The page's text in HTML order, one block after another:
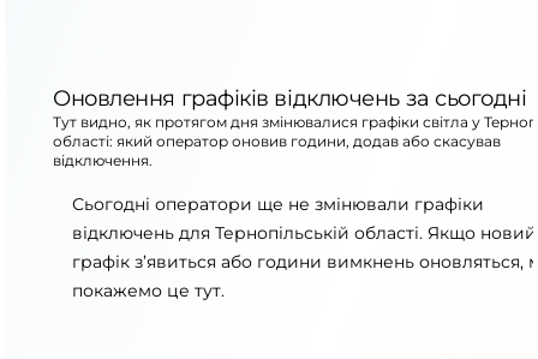
Оновлення графіків відключень за сьогодні
Тут видно, як протягом дня змінювалися графіки світла у
області: який оператор оновив години, додав або скасував
відключення.
Сьогодні оператори ще не змінювали графіки
відключень для Тернопільській області. Якщо новий
графік з’явиться або години вимкнень оновляться,
покажемо це тут.